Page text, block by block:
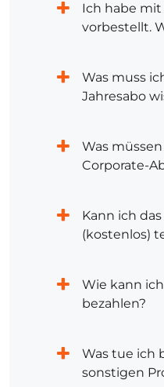
Ich habe
vorbestellt.
Was muss
Jahresabo
Was
Corporate-
Kann ich
(kostenlos)
Wie kann
bezahlen?
Was tue ich
sonstigen